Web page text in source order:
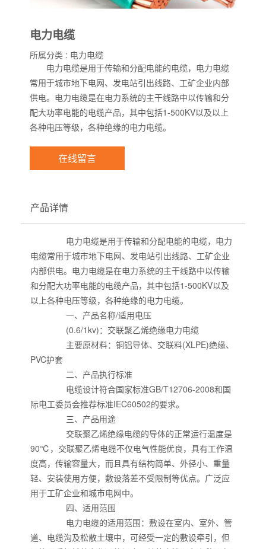
电力电缆
所属分类 : 电力电缆
电力电缆是用于传输和分配电能的电缆，电力电缆
常用于城市地下电网、发电站引出线路、工矿企业内部
供电。电力电缆是在电力系统的主干线路中以传输和分
配大功率电能的电缆产品，其中包括1-500KV以及以上
各种电压等级，各种绝缘的电力电缆。
在线留言
产品详情
电力电缆是用于传输和分配电能的电缆，电力
电缆常用于城市地下电网、发电站引出线路、工矿企业
内部供电。电力电缆是在电力系统的主干线路中以传输
和分配大功率电能的电缆产品，其中包括1-500KV以及
以上各种电压等级，各种绝缘的电力电缆。
一、产品名称/适用电压
(0.6/1kv)：交联聚乙烯绝缘电力电缆
主要原材料：铜铝导体、交联料(XLPE)绝缘、
PVC护套
二、产品执行标准
电缆设计符合国家标准GB/T12706-2008和国
际电工委员会推荐标准IEC60502的要求。
三、产品用途
交联聚乙烯绝缘电缆的导体的正常运行温度是
90℃，交联聚乙烯电缆不仅电气性能优良，具有工作温
度高，传输容量大，而且具有结构简单、外径小、重量
轻、安装使用方便，敷设落差不受限制等优点。广泛应
用于工矿企业和城市电网中。
四、适用范围
电力电缆的适用范围：敷设在室内、室外、管
道、电缆沟及松散土壤中，可经受一定的敷设牵引，但